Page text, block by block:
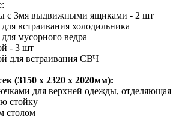
с 3мя выдвижными ящиками - 2 шт
встраивания холодильника
мусорного ведра
- 3 шт
для встраивания СВЧ
(3150 х 2320 х 2020мм):
для верхней одежды, отделяющая
стойку
столом